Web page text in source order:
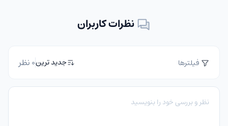
نظرات کاربران
فیلترها جدید ترین0 نظر